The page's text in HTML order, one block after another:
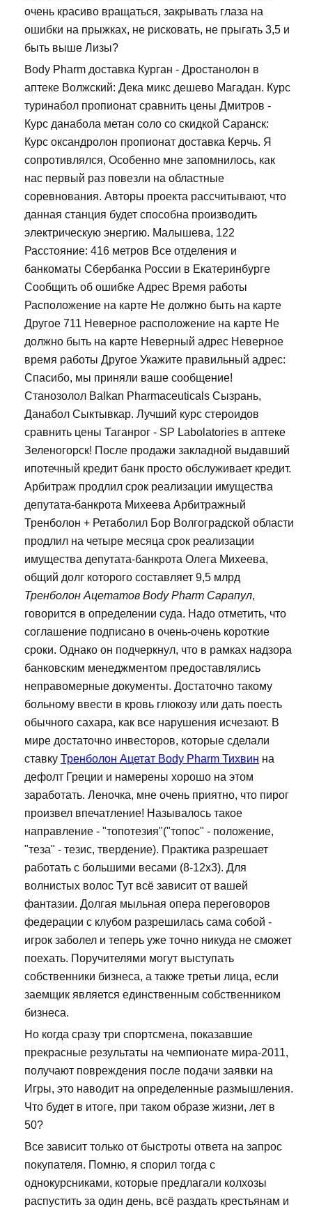
очень красиво вращаться, закрывать глаза на
ошибки на прыжках, не рисковать, не прыгать 3,5 и
быть выше Лизы?
Body Pharm доставка Курган - Дростанолон в
аптеке Волжский: Дека микс дешево Магадан. Курс
туринабол пропионат сравнить цены Дмитров -
Курс данабола метан соло со скидкой Саранск:
Курс оксандролон пропионат доставка Керчь. Я
сопротивлялся, Особенно мне запомнилось, как
нас первый раз повезли на областные
соревнования. Авторы проекта рассчитывают, что
данная станция будет способна производить
электрическую энергию. Малышева, 122
Расстояние: 416 метров Все отделения и
банкоматы Сбербанка России в Екатеринбурге
Сообщить об ошибке Адрес Время работы
Расположение на карте Не должно быть на карте
Другое 711 Неверное расположение на карте Не
должно быть на карте Неверный адрес Неверное
время работы Другое Укажите правильный адрес:
Спасибо, мы приняли ваше сообщение!
Станозолол Balkan Pharmaceuticals Сызрань,
Данабол Сыктывкар. Лучший курс стероидов
сравнить цены Таганрог - SP Labolatories в аптеке
Зеленогорск! После продажи закладной выдавший
ипотечный кредит банк просто обслуживает кредит.
Арбитраж продлил срок реализации имущества
депутата-банкрота Михеева Арбитражный
Тренболон + Ретаболил Бор Волгоградской области
продлил на четыре месяца срок реализации
имущества депутата-банкрота Олега Михеева,
общий долг которого составляет 9,5 млрд
Тренболон Ацетатов Body Pharm Сарапул,
говорится в определении суда. Надо отметить, что
соглашение подписано в очень-очень короткие
сроки. Однако он подчеркнул, что в рамках надзора
банковским менеджментом предоставлялись
неправомерные документы. Достаточно такому
больному ввести в кровь глюкозу или дать поесть
обычного сахара, как все нарушения исчезают. В
мире достаточно инвесторов, которые сделали
ставку Тренболон Ацетат Body Pharm Тихвин на
дефолт Греции и намерены хорошо на этом
заработать. Леночка, мне очень приятно, что пирог
произвел впечатление! Называлось такое
направление - "топотезия"("топос" - положение,
"теза" - тезис, твердение). Практика разрешает
работать с большими весами (8-12х3). Для
волнистых волос Тут всё зависит от вашей
фантазии. Долгая мыльная опера переговоров
федерации с клубом разрешилась сама собой -
игрок заболел и теперь уже точно никуда не сможет
поехать. Поручителями могут выступать
собственники бизнеса, а также третьи лица, если
заемщик является единственным собственником
бизнеса.
Но когда сразу три спортсмена, показавшие
прекрасные результаты на чемпионате мира-2011,
получают повреждения после подачи заявки на
Игры, это наводит на определенные размышления.
Что будет в итоге, при таком образе жизни, лет в
50?
Все зависит только от быстроты ответа на запрос
покупателя. Помню, я спорил тогда с
однокурсниками, которые предлагали колхозы
распустить за один день, всё раздать крестьянам и